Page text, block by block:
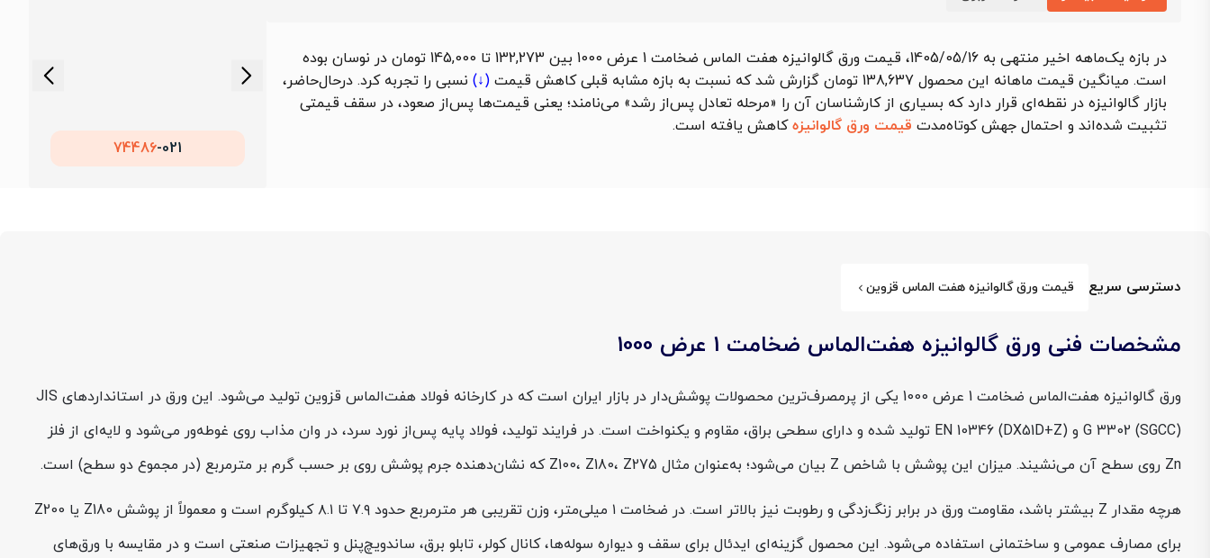
در بازه یک‌ماهه اخیر منتهی به 1405/05/16، قیمت ورق گالوانیزه هفت الماس ضخامت 1 عرض 1000 بین 132,273 تا 145,000 تومان در نوسان بوده
است. میانگین قیمت ماهانه این محصول 138,637 تومان گزارش شد که نسبت به بازه مشابه قبلی
کاهش قیمت (↓) نسبی را تجربه کرد. درحال‌حاضر،
بازار گالوانیزه در نقطه‌ای قرار دارد که بسیاری از کارشناسان آن را «مرحله تعادل پس‌از رشد» می‌نامند؛ یعنی قیمت‌ها پس‌از صعود، در سقف قیمتی
تثبیت شده‌اند و احتمال جهش کوتاه‌مدت قیمت ورق گالوانیزهکاهش یافته است.
021-
74486
دسترسی سریع قیمت ورق گالوانیزه هفت الماس قزوین
مشخصات فنی ورق گالوانیزه هفت‌الماس ضخامت 1 عرض 1000
ورق گالوانیزه هفت‌الماس ضخامت 1 عرض 1000 یکی از پرمصرف‌ترین محصولات پوشش‌دار در بازار ایران است که در کارخانه فولاد هفت‌الماس قزوین تولید می‌شود. این ورق در استانداردهای JIS
G 3302 (SGCC) و EN 10346 (DX51D+Z) تولید شده و دارای سطحی براق، مقاوم و یکنواخت است. در فرایند تولید، فولاد پایه پس‌از نورد سرد، در وان مذاب روی غوطه‌ور می‌شود و لایه‌ای از فلز
Zn روی سطح آن می‌نشیند. میزان این پوشش با شاخص Z بیان می‌شود؛ به‌عنوان مثال Z100، Z180، Z275 که نشان‌دهنده جرم پوشش روی بر حسب گرم بر مترمربع (در مجموع دو سطح) است.
هرچه مقدار Z بیشتر باشد، مقاومت ورق در برابر زنگ‌زدگی و رطوبت نیز بالاتر است. در ضخامت ۱ میلی‌متر، وزن تقریبی هر مترمربع حدود ۷.۹ تا ۸.۱ کیلوگرم است و معمولاً از پوشش Z180 یا Z200
برای مصارف عمومی و ساختمانی استفاده می‌شود. این محصول گزینه‌ای ایدئال برای سقف و دیواره سوله‌ها، کانال کولر، تابلو برق، ساندویچ‌پنل و تجهیزات صنعتی است و در مقایسه با ورق‌های